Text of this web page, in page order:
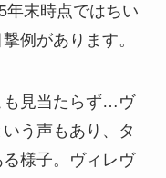
年末時点ではちい
例があります。
も見当たらず…ヴ
う声もあり、タ
様子。ヴィレヴ